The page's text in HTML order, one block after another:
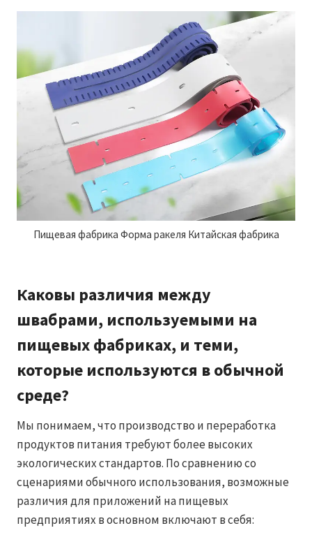
Пищевая фабрика Форма ракеля Китайская фабрика
Каковы различия между
швабрами, используемыми на
пищевых фабриках, и теми,
которые используются в обычной
среде?
Мы понимаем, что производство и переработка
продуктов питания требуют более высоких
экологических стандартов. По сравнению со
сценариями обычного использования, возможные
различия для приложений на пищевых
предприятиях в основном включают в себя: